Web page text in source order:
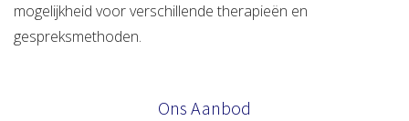
mogelijkheid voor verschillende therapieën en
gespreksmethoden.
Ons Aanbod